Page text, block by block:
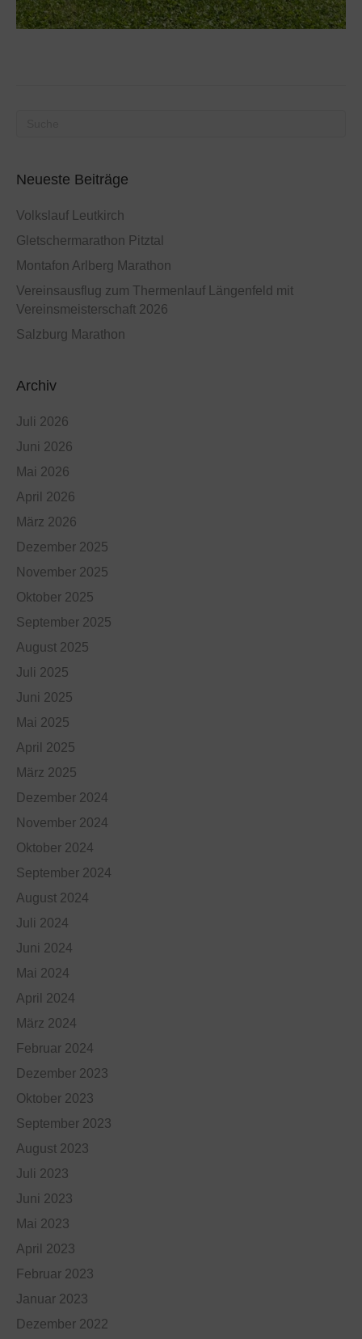
Neueste Beiträge
Volkslauf Leutkirch
Gletschermarathon Pitztal
Montafon Arlberg Marathon
Vereinsausflug zum Thermenlauf Längenfeld mit
Vereinsmeisterschaft 2026
Salzburg Marathon
Archiv
Juli 2026
Juni 2026
Mai 2026
April 2026
März 2026
Dezember 2025
November 2025
Oktober 2025
September 2025
August 2025
Juli 2025
Juni 2025
Mai 2025
April 2025
März 2025
Dezember 2024
November 2024
Oktober 2024
September 2024
August 2024
Juli 2024
Juni 2024
Mai 2024
April 2024
März 2024
Februar 2024
Dezember 2023
Oktober 2023
September 2023
August 2023
Juli 2023
Juni 2023
Mai 2023
April 2023
Februar 2023
Januar 2023
Dezember 2022